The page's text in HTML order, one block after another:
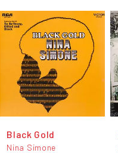
Black Gold
Nina Simone